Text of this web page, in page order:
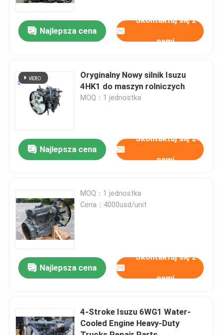
Produkty
O nas
Wycieczka po fabryce
Skontaktuj się z nami
Poprosić o wycenę
Silnik DEUTZ
Silnik CUMMINS
Najlepsza cena
Skontaktuj się z
nami
Oryginalny Nowy silnik Isuzu
4HK1 do maszyn rolniczych
MOQ：1 jednostka
Najlepsza cena
Skontaktuj się z
nami
MOQ：1 jednostka
Cena：4000usd/unit
Najlepsza cena
Skontaktuj się z
nami
4-Stroke Isuzu 6WG1 Water-
Cooled Engine Heavy-Duty